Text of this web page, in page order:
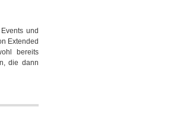
und
Extended
bereits
die dann